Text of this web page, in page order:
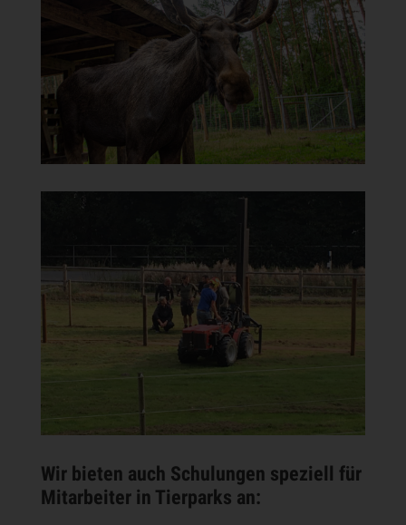
Wir bieten auch Schulungen speziell für
Mitarbeiter in Tierparks an: